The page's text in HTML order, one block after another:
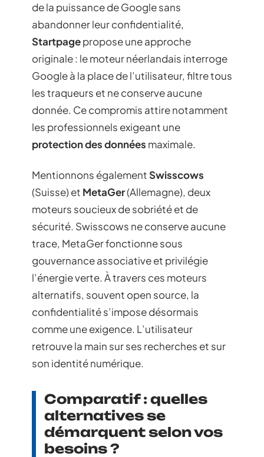
de la puissance de Google sans
abandonner leur confidentialité,
Startpagepropose une approche
originale : le moteur néerlandais interroge
Google à la place de l’utilisateur, filtre tous
les traqueurs et ne conserve aucune
donnée. Ce compromis attire notamment
les professionnels exigeant une
protection des données maximale.
Mentionnons également Swisscows
(Suisse) et MetaGer(Allemagne), deux
moteurs soucieux de sobriété et de
sécurité. Swisscows ne conserve aucune
trace, MetaGer fonctionne sous
gouvernance associative et privilégie
l’énergie verte. À travers ces moteurs
alternatifs, souvent open source, la
confidentialité s’impose désormais
comme une exigence. L’utilisateur
retrouve la main sur ses recherches et sur
son identité numérique.
Comparatif : quelles
alternatives se
démarquent selon vos
besoins ?